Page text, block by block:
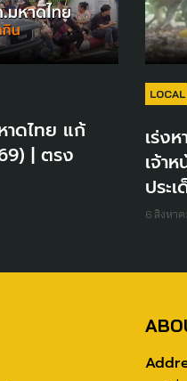
ดไทย แก้
| ตรง
LOCAL
เร่ง
เจ้า
ประ
6 สิงหา